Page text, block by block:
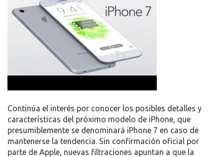
MODELO
EN
IPHONE
7
Continúa el interés por conocer los posibles detalles y
características del próximo modelo de iPhone, que
presumiblemente se denominará iPhone 7 en caso de
mantenerse la tendencia. Sin confirmación oficial por
parte de Apple, nuevas filtraciones apuntan a que la